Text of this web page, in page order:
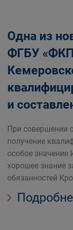
Одна из
ФГБУ «ФКП
и
При совершении
получение
особое значение
хорошее знание
обязанностей